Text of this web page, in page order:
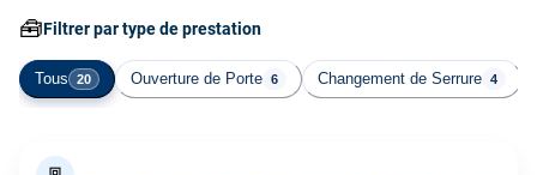
🧰Filtrer par type de prestation
Tous 20 Ouverture de Porte 6 Changement de Serrure 4